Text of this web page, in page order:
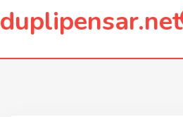
content
duplipensar.net